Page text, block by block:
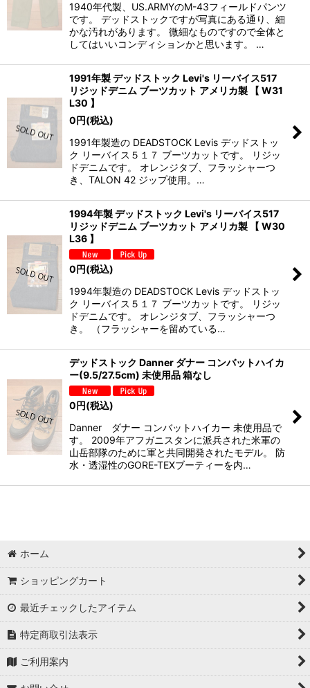
1940年代製、US.ARMYのM-43フィールドパンツ
です。 デッドストックですが写真にある通り、細
かな汚れがあります。 微細なものですので全体と
してはいいコンディションかと思います。 …
1991年製 デッドストック Levi's リーバイス517
リジッドデニム ブーツカット アメリカ製 【 W31
L30 】
0円(税込)
1991年製造の DEADSTOCK Levis デッドストッ
ク リーバイス５１７ ブーツカットです。 リジッ
ドデニムです。 オレンジタブ、フラッシャーつ
き、TALON 42 ジップ使用。…
1994年製 デッドストック Levi's リーバイス517
リジッドデニム ブーツカット アメリカ製 【 W30
L36 】
0円(税込)
1994年製造の DEADSTOCK Levis デッドストッ
ク リーバイス５１７ ブーツカットです。 リジッ
ドデニムです。 オレンジタブ、フラッシャーつ
き。 （フラッシャーを留めている…
デッドストック Danner ダナー コンバットハイカ
ー(9.5/27.5cm) 未使用品 箱なし
0円(税込)
Danner ダナー コンバットハイカー 未使用品で
す。 2009年アフガニスタンに派兵された米軍の
山岳部隊のために軍と共同開発されたモデル。 防
水・透湿性のGORE-TEXブーティーを内…
ホーム
ショッピングカート
最近チェックしたアイテム
特定商取引法表示
ご利用案内